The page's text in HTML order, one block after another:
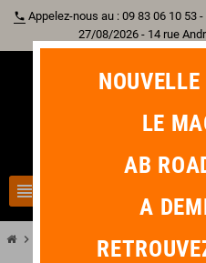
phone Appelez-nous au : 09 83 06 10 53
27/08/2026 - 14 rue
view_headline
chevron_right Peauchevron_right 13"chevron_right REMO
LE
AB
A